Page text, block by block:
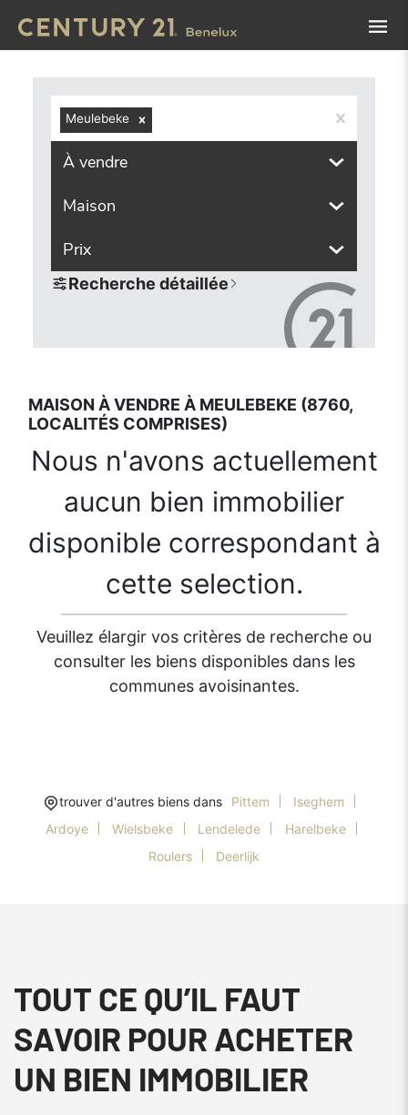
Meulebeke
À vendre
Maison
Prix
Recherche détaillée
MAISON À VENDRE À MEULEBEKE (8760,
LOCALITÉS COMPRISES)
Nous n'avons actuellement
aucun bien immobilier
disponible correspondant à
cette selection.
Veuillez élargir vos critères de recherche ou
consulter les biens disponibles dans les
communes avoisinantes.
trouver d'autres biens dans Pittem
Iseghem
Ardoye
Wielsbeke Lendelede
Harelbeke
Roulers
Deerlijk
TOUT CE QU’IL FAUT
SAVOIR POUR ACHETER
UN BIEN IMMOBILIER